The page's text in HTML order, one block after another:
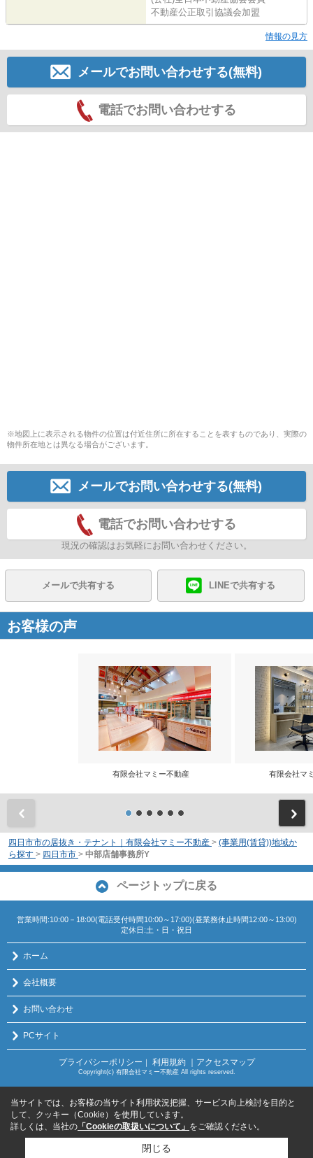
不動産公正取引協議会加盟
情報の見方
メールでお問い合わせする(無料)
電話でお問い合わせする
※地図上に表示される物件の位置は付近住所に所在することを表すものであり、実際の
物件所在地とは異なる場合がございます。
メールでお問い合わせする(無料)
電話でお問い合わせする
現況の確認はお気軽にお問い合わせください。
メールで共有する LINEで共有する
お客様の声
有限会社マミー不動産 有限会社
四日市市の居抜き・テナント｜有限会社マミー不動産 > (事業用(賃貸))地域か
ら探す > 四日市市 > 中部店舗事務所Y
ページトップに戻る
営業時間:10:00－18:00(電話受付時間10:00～17:00)(昼業務休止時間12:00～13:00)
定休日:土・日・祝日
ホーム
会社概要
お問い合わせ
PCサイト
プライバシーポリシー 利用規約 ｜アクセスマップ
Copyright(c) 有限会社マミー不動産 All rights reserved.
当サイトでは、お客様の当サイト利用状況把握、サービス向上検討を目的と
して、クッキー（Cookie）を使用しています。
詳しくは、当社の 「Cookieの取扱いについて」 をご確認ください。
閉じる